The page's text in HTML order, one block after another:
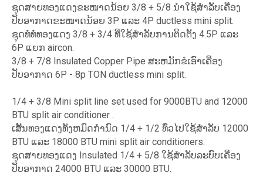
ຊຸດສາຍທອງແດງຂະໜາດນ້ອຍ 3/8 + 5/8 ນຳໃຊ້ສຳລັບເຄື່ອງ
ປັບອາກາດຂະໜາດນ້ອຍ 3P ແລະ 4P ductless mini split.
ຊຸດທໍ່ທໍ່ທອງແດງ 3/8 + 3/4 ທີ່ໃຊ້ສໍາລັບການຕິດຕັ້ງ 4.5P ແລະ
6P ແຍກ aircon.
3/8 + 7/8 Insulated Copper Pipe ສະຫມັກຂໍເອົາເຄື່ອງ
ປັບອາກາດ 6P - 8p TON ductless mini split.
1/4 + 3/8 Mini split line set used for 9000BTU and 12000
BTU split air conditioner .
ເສັ້ນທອງແດງທັງຫມົດກໍານົດ 1/4 + 1/2 ທົ່ວໄປໃຊ້ສໍາລັບ 12000
BTU ແລະ 18000 BTU mini split air conditioners.
ຊຸດສາຍທອງແດງ Insulated 1/4 + 5/8 ໃຊ້ສໍາລັບລະບົບເຄື່ອງ
ປັບອາກາດ 24000 BTU ແລະ 30000 BTU.